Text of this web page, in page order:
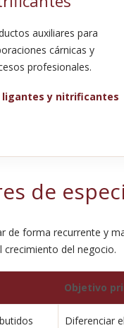
auxiliares para
cárnicas y
profesionales.
ligantes y nitrificantes
de
de forma recurrente y
del negocio.
Objetivo
Diferenciar